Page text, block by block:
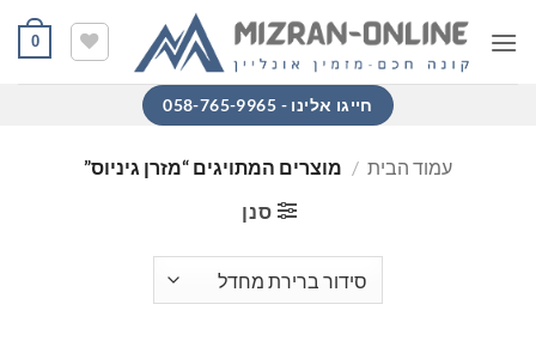
0
חייגו אלינו - 058-765-9965
עמוד הבית / מוצרים המתויגים “מזרן גיניוס”
סנן